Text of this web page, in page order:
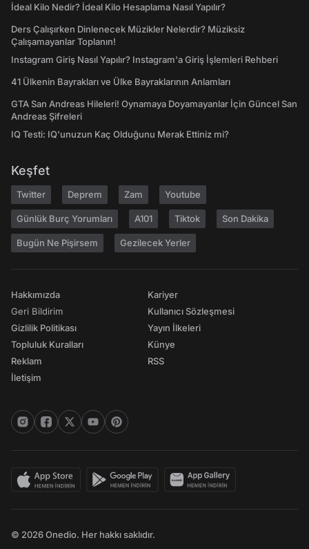
İdeal Kilo Nedir? İdeal Kilo Hesaplama Nasıl Yapılır?
Ders Çalışırken Dinlenecek Müzikler Nelerdir? Müziksiz
Çalışamayanlar Toplanın!
Instagram Giriş Nasıl Yapılır? Instagram'a Giriş İşlemleri Rehberi
41 Ülkenin Bayrakları ve Ülke Bayraklarının Anlamları
GTA San Andreas Hileleri! Oynamaya Doyamayanlar İçin Güncel San
Andreas Şifreleri
IQ Testi: IQ'unuzun Kaç Olduğunu Merak Ettiniz mi?
Keşfet
Twitter Deprem Zam Youtube
Günlük Burç Yorumları A101 Tiktok Son Dakika
Bugün Ne Pişirsem Gezilecek Yerler
Hakkımızda
Geri Bildirim
Gizlilik Politikası
Topluluk Kuralları
Reklam
İletişim
Kariyer
Kullanıcı Sözleşmesi
Yayın İlkeleri
Künye
RSS
© 2026 Onedio. Her hakkı saklıdır.